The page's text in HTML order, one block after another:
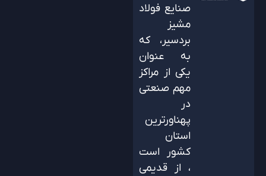
صنایع فولاد
مشیز
بردسیر، که
به عنوان
یکی از مراکز
مهم صنعتی
در
پهناورترین
استان
کشور است
، از قدیمی